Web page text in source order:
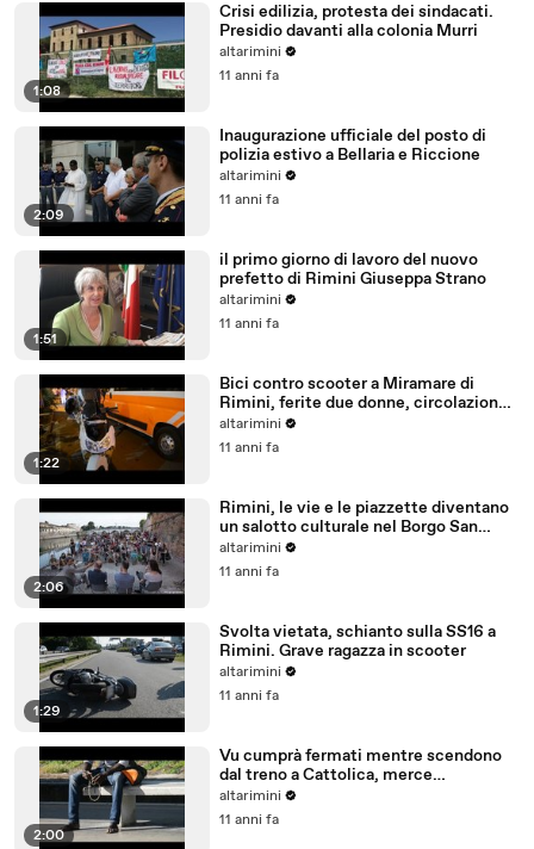
1:08
Crisi edilizia, protesta dei sindacati.
Presidio davanti alla colonia Murri
altarimini
11 anni fa
2:09
Inaugurazione ufficiale del posto di
polizia estivo a Bellaria e Riccione
altarimini
11 anni fa
1:51
il primo giorno di lavoro del nuovo
prefetto di Rimini Giuseppa Strano
altarimini
11 anni fa
1:22
Bici contro scooter a Miramare di
Rimini, ferite due donne, circolazione
bloccata
altarimini
11 anni fa
2:06
Rimini, le vie e le piazzette diventano
un salotto culturale nel Borgo San
Giuliano
altarimini
11 anni fa
1:29
Svolta vietata, schianto sulla SS16 a
Rimini. Grave ragazza in scooter
altarimini
11 anni fa
2:00
Vu cumprà fermati mentre scendono
dal treno a Cattolica, merce
sequestrata
altarimini
11 anni fa